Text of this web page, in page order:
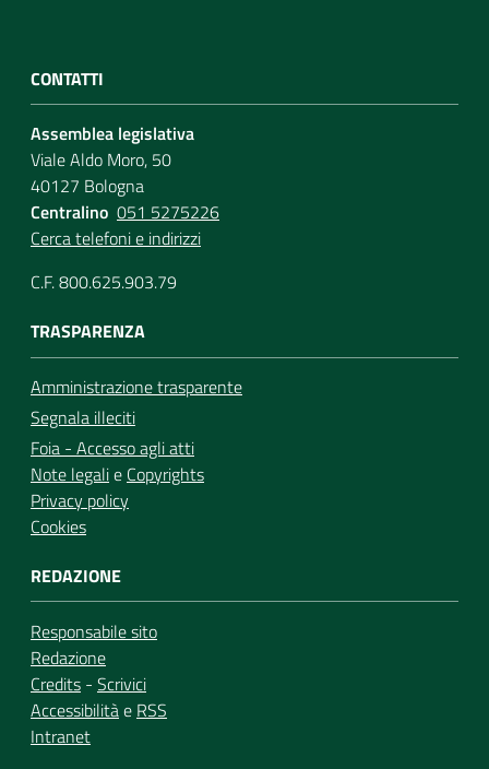
CONTATTI
Assemblea legislativa
Viale Aldo Moro, 50
40127 Bologna
Centralino 051 5275226
Cerca telefoni e indirizzi
C.F. 800.625.903.79
TRASPARENZA
Amministrazione trasparente
Segnala illeciti
Foia - Accesso agli atti
Note legalie Copyrights
Privacy policy
Cookies
REDAZIONE
Responsabile sito
Redazione
Credits - Scrivici
Accessibilitàe RSS
Intranet